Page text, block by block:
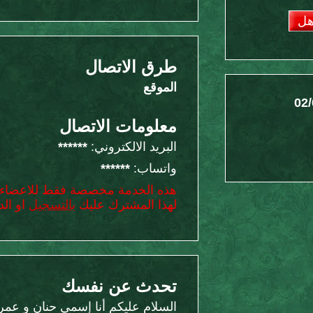
طرق الاتصال
الموقع
معلومات الاتصال
البريد الالكتروني: ******
واتساب: ******
هذه الخدمة مخصصة فقط
لهذا المشترك عليك بالتسجيل او
تحدث عن نفسك
السلام عليكم أنا إسمي حنان و عمري